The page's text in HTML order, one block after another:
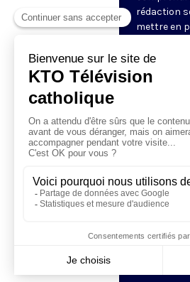
rédaction
mettre en
religieuse
d'experts,
rédaction
tour à
des
mardi et